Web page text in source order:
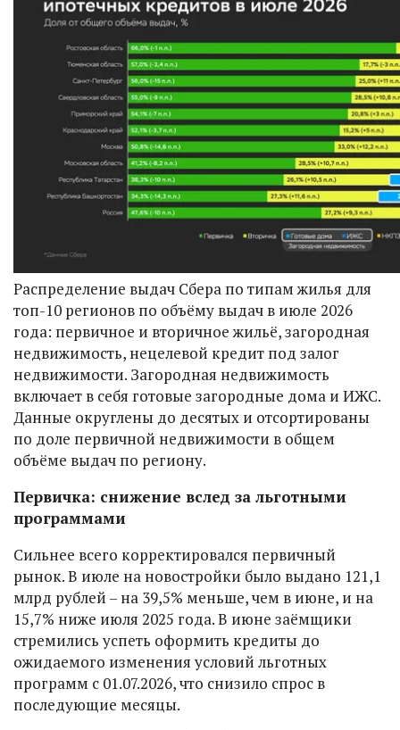
Распределение выдач Сбера по типам жилья для
топ-10 регионов по объёму выдач в июле 2026
года: первичное и вторичное жильё, загородная
недвижимость, нецелевой кредит под залог
недвижимости. Загородная недвижимость
включает в себя готовые загородные дома и ИЖС.
Данные округлены до десятых и отсортированы
по доле первичной недвижимости в общем
объёме выдач по региону.
Первичка: снижение вслед за льготными
программами
Сильнее всего корректировался первичный
рынок. В июле на новостройки было выдано 121,1
млрд рублей – на 39,5% меньше, чем в июне, и на
15,7% ниже июля 2025 года. В июне заёмщики
стремились успеть оформить кредиты до
ожидаемого изменения условий льготных
программ с 01.07.2026, что снизило спрос в
последующие месяцы.